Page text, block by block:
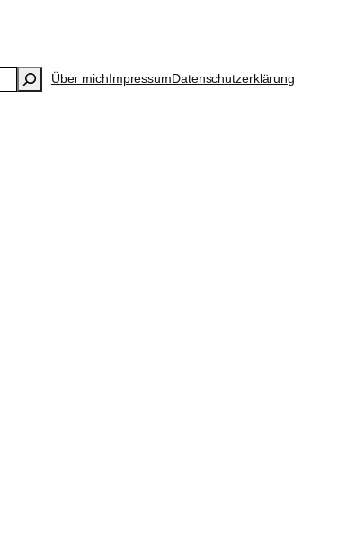
Über michImpressumDatenschutzerklärung